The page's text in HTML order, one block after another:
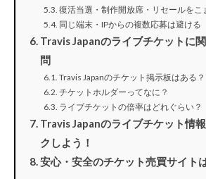
復活当選・制作開放席・リセールをこ
同じ端末・IPからの複数応募は避ける
Travis Japanのライブチケットに
問
Travis Japanのチケット掲示板はある？
チケットホルダーってなに？
ライブチケットの倍率はどれぐらい？
Travis Japanのライブチケット情
クしよう！
安心・安全のチケット売買サイト